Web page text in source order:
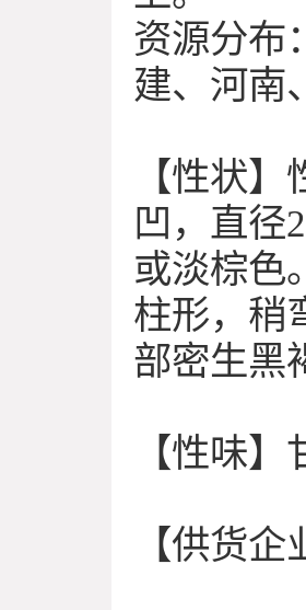
资源分布
建、河南
【性状
凹，直径
或淡棕色
柱形，稍
部密生黑
【性味
【供货